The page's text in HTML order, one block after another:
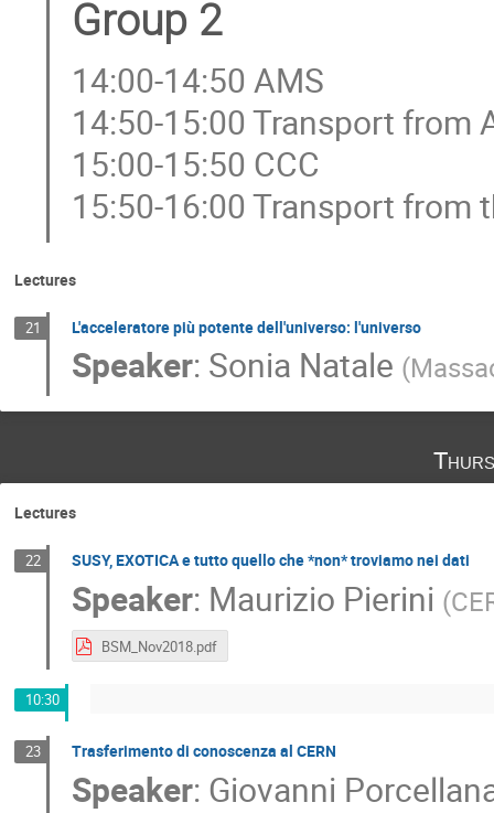
Group 2
14:00-14:50 AMS
14:50-15:00 Transport from
15:00-15:50 CCC
15:50-16:00 Transport from
Lectures
21 L'acceleratore più potente dell'universo: l'universo
Speaker: Sonia Natale (
Lectures
22 SUSY, EXOTICA e tutto quello che *non* troviamo nei dati
Speaker: Maurizio Pierini (
BSM_Nov2018.pdf
10:30
23 Trasferimento di conoscenza al CERN
Speaker: Giovanni